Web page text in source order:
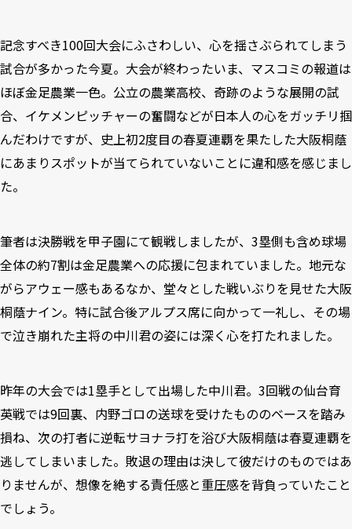
記念すべき100回大会にふさわしい、心を揺さぶられてしまう
試合が多かった今夏。大会が終わったいま、マスコミの報道は
ほぼ金足農業一色。公立の農業高校、奇跡のような展開の試
合、イケメンピッチャーの奮闘などが日本人の心をガッチリ掴
んだわけですが、史上初2度目の春夏連覇を果たした大阪桐蔭
にあまりスポットが当てられていないことに違和感を感じまし
た。
筆者は決勝戦を甲子園にて観戦しましたが、3塁側も含め球場
全体の約7割は金足農業への応援に包まれていました。地元な
がらアウェー感もあるなか、堂々とした戦いぶりを見せた大阪
桐蔭ナイン。特に試合後アルプス席に向かって一礼し、その場
で泣き崩れた主将の中川君の姿には深く心を打たれました。
昨年の大会では1塁手として出場した中川君。3回戦の仙台育
英戦では9回裏、内野ゴロの送球を受けたもののベースを踏み
損ね、次の打者に逆転サヨナラ打を浴び大阪桐蔭は春夏連覇を
逃してしまいました。敗退の理由は決して彼だけのものではあ
りませんが、想像を絶する責任感と重圧感を背負っていたこと
でしょう。